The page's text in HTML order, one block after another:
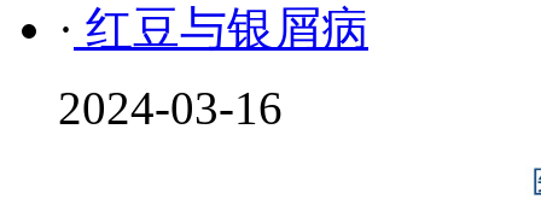
· 红豆与银屑病
2024-03-16